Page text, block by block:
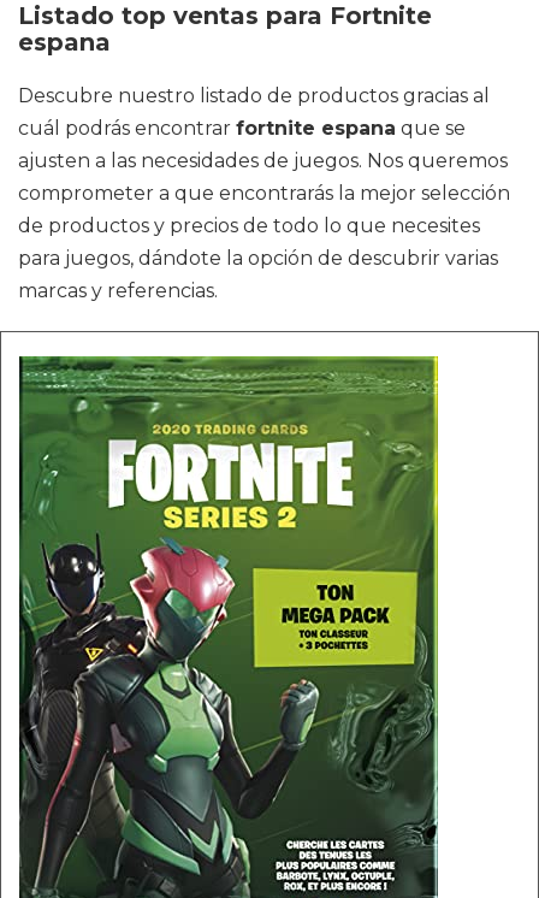
Listado top ventas para Fortnite
espana
Descubre nuestro listado de productos gracias al
cuál podrás encontrar fortnite espana que se
ajusten a las necesidades de juegos. Nos queremos
comprometer a que encontrarás la mejor selección
de productos y precios de todo lo que necesites
para juegos, dándote la opción de descubrir varias
marcas y referencias.